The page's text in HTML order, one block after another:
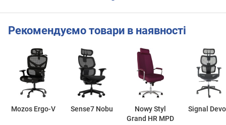
Рекомендуємо товари в наявності
Mozos Ergo-V Sense7 Nobu
Nowy Styl
Grand HR MPD
Signal